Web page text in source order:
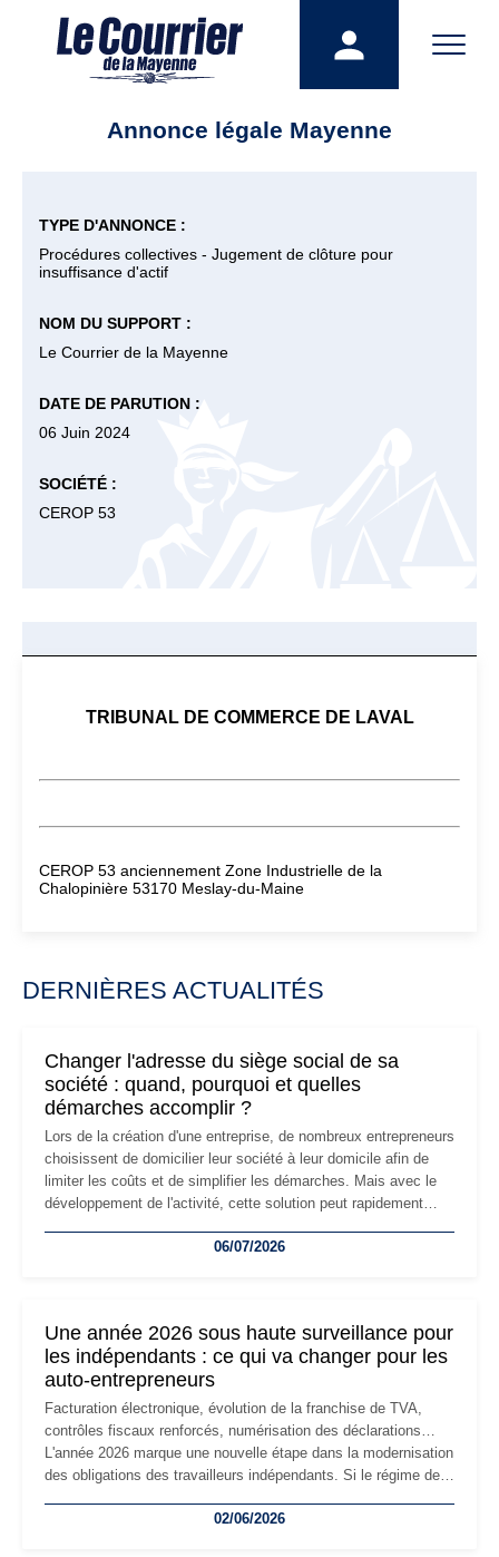
Annonce légale Mayenne
TYPE D'ANNONCE :
Procédures collectives - Jugement de clôture pour
insuffisance d'actif
NOM DU SUPPORT :
Le Courrier de la Mayenne
DATE DE PARUTION :
06 Juin 2024
SOCIÉTÉ :
CEROP 53
TRIBUNAL DE COMMERCE DE LAVAL
CEROP 53 anciennement Zone Industrielle de la
Chalopinière 53170 Meslay-du-Maine
DERNIÈRES ACTUALITÉS
Changer l'adresse du siège social de sa
société : quand, pourquoi et quelles
démarches accomplir ?
Lors de la création d'une entreprise, de nombreux entrepreneurs
choisissent de domicilier leur société à leur domicile afin de
limiter les coûts et de simplifier les démarches. Mais avec le
développement de l'activité, cette solution peut rapidement
professionnels, recrutement, image de marque… Le
06/07/2026
Une année 2026 sous haute surveillance pour
les indépendants : ce qui va changer pour les
auto-entrepreneurs
Facturation électronique, évolution de la franchise de TVA,
contrôles fiscaux renforcés, numérisation des déclarations…
L'année 2026 marque une nouvelle étape dans la modernisation
des obligations des travailleurs indépendants. Si le régime de
les auto-entrepreneurs devront s'adapter à un environnement
02/06/2026